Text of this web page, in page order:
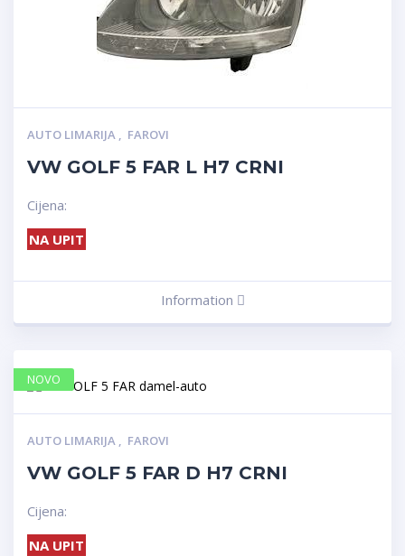
AUTO LIMARIJA , FAROVI
VW GOLF 5 FAR L H7 CRNI
Cijena:
NA UPIT
Information
AUTO LIMARIJA , FAROVI
VW GOLF 5 FAR D H7 CRNI
Cijena:
NA UPIT
NOVO